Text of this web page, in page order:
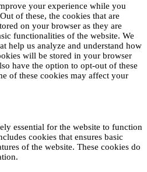
your experience while you
of these, the cookies that are
on your browser as they are
functionalities of the website. We
help us analyze and understand how
will be stored in your browser
have the option to opt-out of these
of these cookies may affect your
essential for the website to function
cookies that ensures basic
of the website. These cookies do